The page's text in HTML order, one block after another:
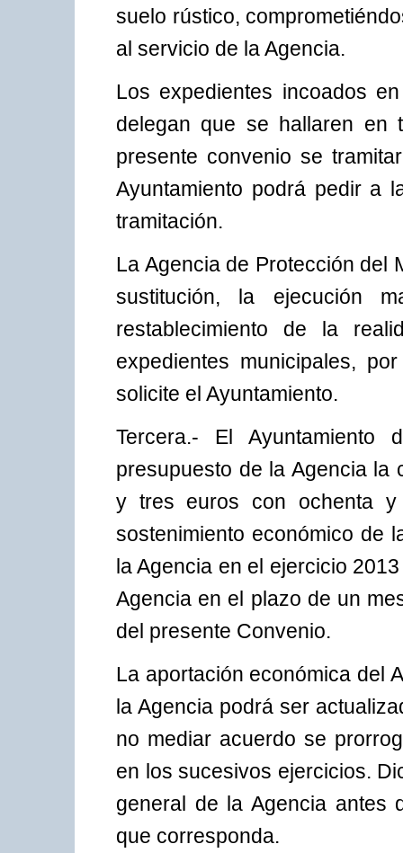
suelo rústico,
al servicio de la Agencia.
Los expedientes incoados
delegan que se hallaren
presente convenio se
Ayuntamiento podrá pedir a
tramitación.
La Agencia de Protección del
sustitución, la ejecución
restablecimiento de la
expedientes municipales,
solicite el Ayuntamiento.
Tercera.- El
presupuesto de la Agencia la
y tres euros con ochenta y
sostenimiento económico de
la Agencia en el ejercicio
Agencia en el plazo de un
del presente Convenio.
La aportación económica del
la Agencia podrá ser
no mediar acuerdo se
en los sucesivos ejercicios.
general de la Agencia antes
que corresponda.